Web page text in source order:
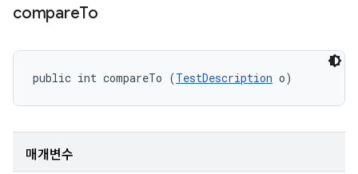
compareTo
public int compareTo (TestDescription o)
매개변수